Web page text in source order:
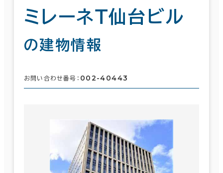
ミレーネＴ仙台ビル
の建物情報
お問い合わせ番号： 002-40443